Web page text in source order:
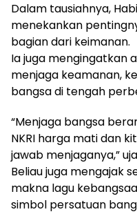
Dalam tausiahnya,
menekankan
bagian dari keimanan.
Ia juga mengingatkan
menjaga keamanan,
bangsa di tengah
“Menjaga bangsa
NKRI harga mati dan
jawab menjaganya,”
Beliau juga mengajak
makna lagu
simbol persatuan